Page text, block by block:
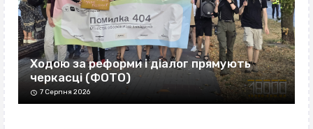
Ходою за реформи і діалог прямують
черкасці (ФОТО)
7 Серпня 2026